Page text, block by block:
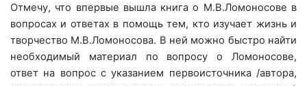
Отмечу, что впервые вышла книга о М.В.Ломоносове в
вопросах и ответах в помощь тем, кто изучает жизнь и
творчество М.В.Ломоносова. В ней можно быстро найти
необходимый материал по вопросу о Ломоносове,
ответ на вопрос с указанием первоисточника /автора,